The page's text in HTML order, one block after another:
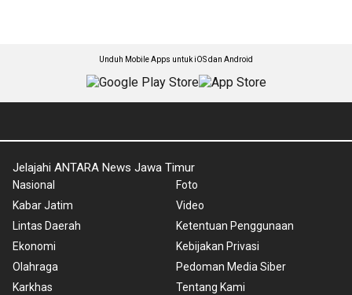
Unduh Mobile Apps untuk iOS dan Android
Jelajahi ANTARA News Jawa Timur
Nasional
Kabar Jatim
Lintas Daerah
Ekonomi
Olahraga
Karkhas
Foto
Video
Ketentuan Penggunaan
Kebijakan Privasi
Pedoman Media Siber
Tentang Kami